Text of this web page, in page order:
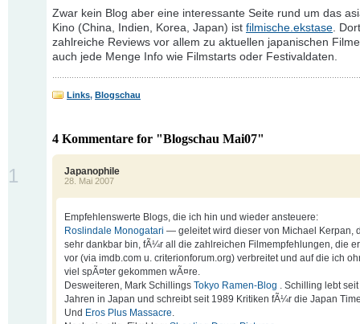
Zwar kein Blog aber eine interessante Seite rund um das
Kino (China, Indien, Korea, Japan) ist filmische.ekstase.
zahlreiche Reviews vor allem zu aktuellen japanischen
auch jede Menge Info wie Filmstarts oder Festivaldaten.
Links, Blogschau
4 Kommentare for "Blogschau Mai07"
Japanophile
28. Mai 2007
1
Empfehlenswerte Blogs, die ich hin und wieder ansteuere:
Roslindale Monogatari — geleitet wird dieser von Michael Kerpan,
sehr dankbar bin, fÃ¼r all die zahlreichen Filmempfehlungen, die
vor (via imdb.com u. criterionforum.org) verbreitet und auf die ich
viel spÃ¤ter gekommen wÃ¤re.
Desweiteren, Mark Schillings Tokyo Ramen-Blog . Schilling lebt
Jahren in Japan und schreibt seit 1989 Kritiken fÃ¼r die Japan
Und Eros Plus Massacre.